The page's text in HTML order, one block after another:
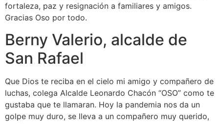
fortaleza, paz y resignación a familiares y amigos.
Gracias Oso por todo.
Berny Valerio, alcalde de
San Rafael
Que Dios te reciba en el cielo mi amigo y compañero de
luchas, colega Alcalde Leonardo Chacón “OSO” como te
gustaba que te llamaran. Hoy la pandemia nos da un
golpe muy duro, se lleva a un compañero muy querido,